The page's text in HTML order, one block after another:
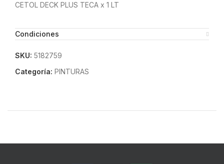
CETOL DECK PLUS TECA x 1 LT
Condiciones
SKU: 5182759
Categoría: PINTURAS